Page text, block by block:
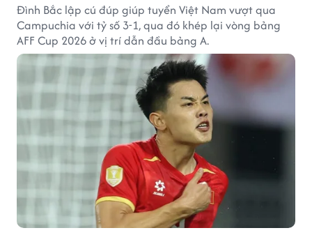
Đình Bắc lập cú đúp giúp tuyển Việt Nam vượt qua
Campuchia với tỷ số 3-1, qua đó khép lại vòng bảng
AFF Cup 2026 ở vị trí dẫn đầu bảng A.